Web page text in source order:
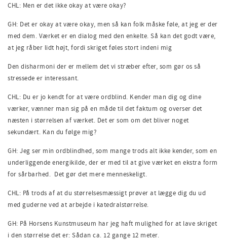
CHL: Men er det ikke okay at være okay?
GH: Det er okay at være okay, men så kan folk måske føle, at jeg er der
med dem. Værket er en dialog med den enkelte. Så kan det godt være,
at jeg råber lidt højt, fordi skriget føles stort indeni mig
Den disharmoni der er mellem det vi stræber efter, som gør os så
stressede er interessant.
CHL: Du er jo kendt for at være ordblind. Kender man dig og dine
værker, vænner man sig på en måde til det faktum og overser det
næsten i størrelsen af værket. Det er som om det bliver noget
sekundært. Kan du følge mig?
GH: Jeg ser min ordblindhed, som mange trods alt ikke kender, som en
underliggende energikilde, der er med til at give værket en ekstra form
for sårbarhed. Det gør det mere menneskeligt.
CHL: På trods af at du størrelsesmæssigt prøver at lægge dig du ud
med guderne ved at arbejde i katedralstørrelse.
GH: På Horsens Kunstmuseum har jeg haft mulighed for at lave skriget
i den størrelse det er: Sådan ca. 12 gange 12 meter.